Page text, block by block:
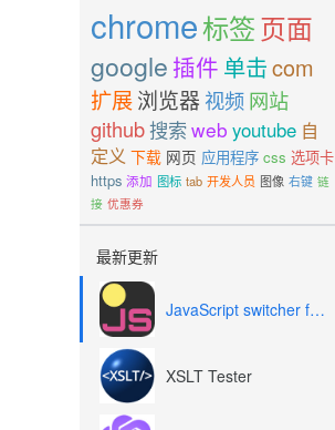
chrome标签页面
google 插件 单击com
扩展浏览器 视频网站
github搜索web youtube 自
定义 下载 网页 应用程序 css 选项卡
https 添加 图标 tab 开发人员 图像 右键 链
接 优惠券
最新更新
JavaScript switcher for SEO and development
XSLT Tester